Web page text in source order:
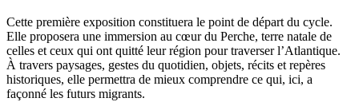
Cette première exposition constituera le point de départ du cycle.
Elle proposera une immersion au cœur du Perche, terre natale de
celles et ceux qui ont quitté leur région pour traverser l’Atlantique.
À travers paysages, gestes du quotidien, objets, récits et repères
historiques, elle permettra de mieux comprendre ce qui, ici, a
façonné les futurs migrants.